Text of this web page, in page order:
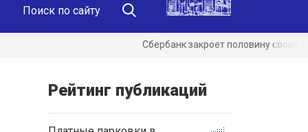
Сбербанк закроет половину своих отделений
Рейтинг публикаций